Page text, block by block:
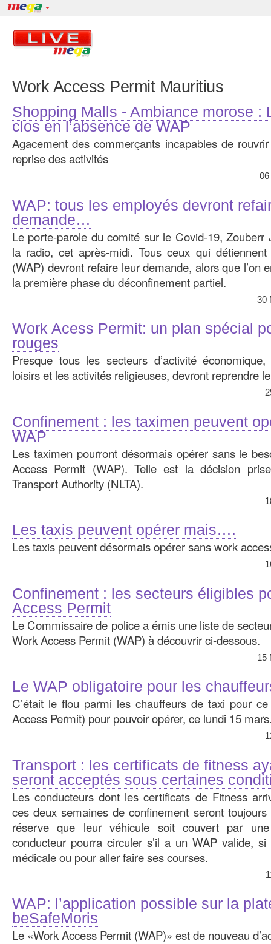
Work Access Permit Mauritius
Shopping Malls - Ambiance morose :
clos en l’absence de WAP
Agacement des commerçants incapables de
reprise des activités
WAP: tous les employés devront
demande…
Le porte-parole du comité sur le Covid-19, Zouberr
la radio, cet après-midi. Tous ceux qui
(WAP) devront refaire leur demande, alors que l’on
la première phase du déconfinement partiel.
30
Work Acess Permit: un plan spécial
rouges
Presque tous les secteurs d’activité
loisirs et les activités religieuses, devront reprendre
Confinement : les taximen peuvent
WAP
Les taximen pourront désormais opérer sans le
Access Permit (WAP). Telle est la décision
Transport Authority (NLTA).
Les taxis peuvent opérer mais….
Les taxis peuvent désormais opérer sans work
Confinement : les secteurs éligibles
Access Permit
Le Commissaire de police a émis une liste de
Work Access Permit (WAP) à découvrir ci-dessous.
15
Le WAP obligatoire pour les
C’était le flou parmi les chauffeurs de taxi pour
Access Permit) pour pouvoir opérer, ce lundi 15
Transport : les certificats de fitness
seront acceptés sous certaines
Les conducteurs dont les certificats de Fitness
ces deux semaines de confinement seront
réserve que leur véhicule soit couvert par
conducteur pourra circuler s’il a un WAP valide, si
médicale ou pour aller faire ses courses.
WAP: l’application possible sur la
beSafeMoris
Le «Work Access Permit (WAP)» est de nouveau